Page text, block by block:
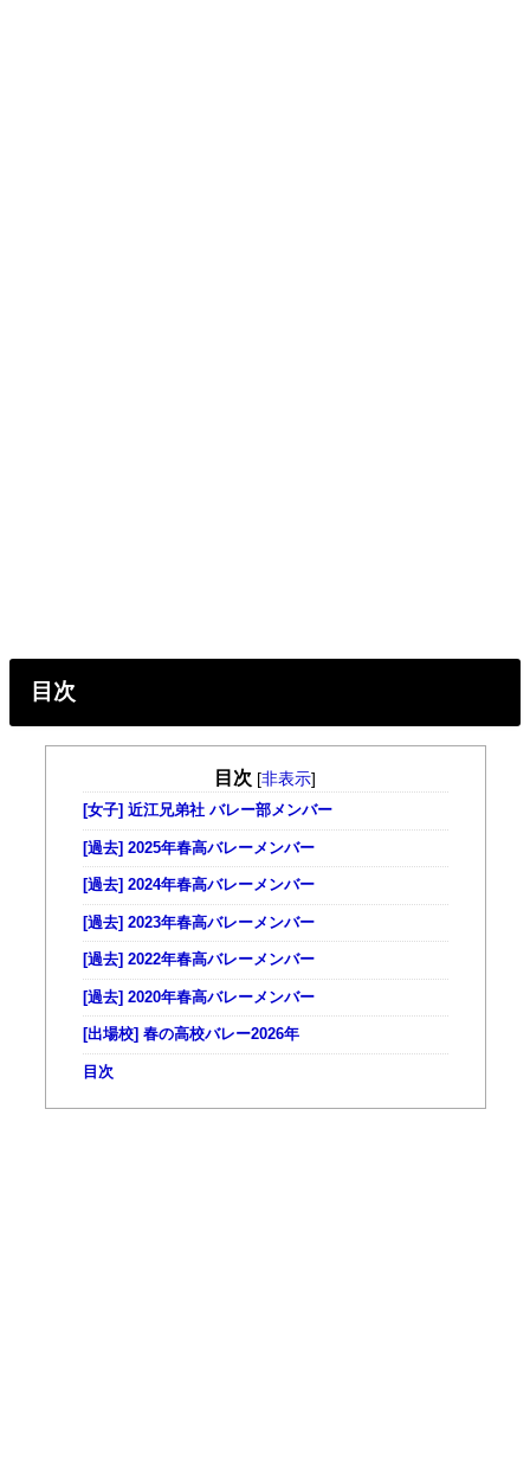
目次
目次 [非表示]
[女子] 近江兄弟社 バレー部メンバー
[過去] 2025年春高バレーメンバー
[過去] 2024年春高バレーメンバー
[過去] 2023年春高バレーメンバー
[過去] 2022年春高バレーメンバー
[過去] 2020年春高バレーメンバー
[出場校] 春の高校バレー2026年
目次